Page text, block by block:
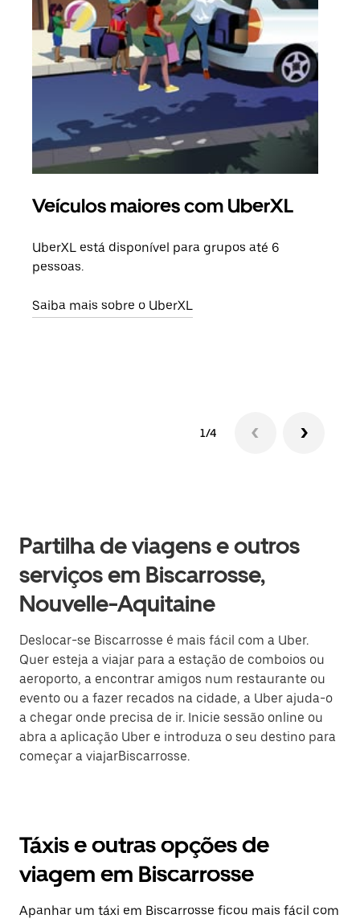
Veículos maiores com UberXL
UberXL está disponível para grupos até 6
pessoas.
Saiba mais sobre o UberXL
1/4
Partilha de viagens e outros
serviços em Biscarrosse,
Nouvelle-Aquitaine
Deslocar-se Biscarrosse é mais fácil com a Uber.
Quer esteja a viajar para a estação de comboios ou
aeroporto, a encontrar amigos num restaurante ou
evento ou a fazer recados na cidade, a Uber ajuda-o
a chegar onde precisa de ir. Inicie sessão online ou
abra a aplicação Uber e introduza o seu destino para
começar a viajarBiscarrosse.
Táxis e outras opções de
viagem em Biscarrosse
Apanhar um táxi em Biscarrosse ficou mais fácil com